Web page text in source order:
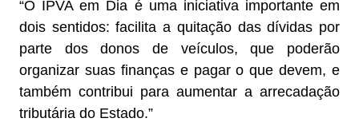
“O IPVA em Dia é uma iniciativa importante em
dois sentidos: facilita a quitação das dívidas por
parte dos donos de veículos, que poderão
organizar suas finanças e pagar o que devem, e
também contribui para aumentar a arrecadação
tributária do Estado.”